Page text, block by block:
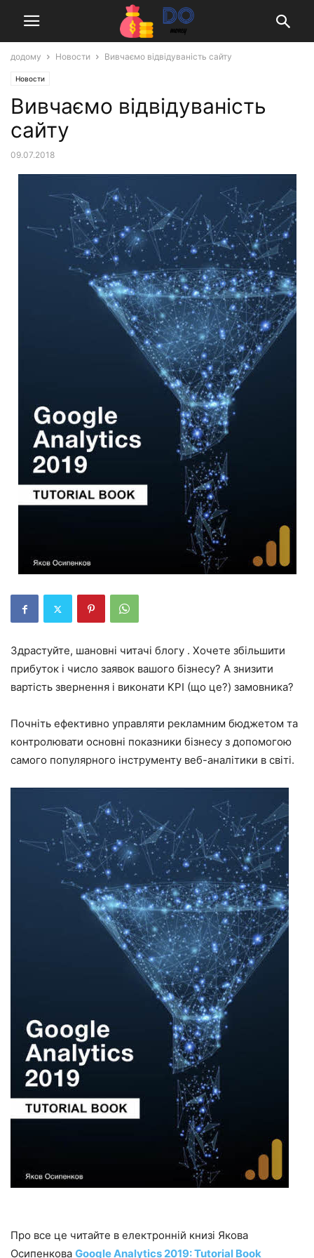
додому Новости Вивчаємо відвідуваність сайту
Новости
Вивчаємо відвідуваність
сайту
09.07.2018
Здрастуйте, шановні читачі блогу . Хочете збільшити
прибуток і число заявок вашого бізнесу? А знизити
вартість звернення і виконати KPI (що це?) замовника?
Почніть ефективно управляти рекламним бюджетом та
контролювати основні показники бізнесу з допомогою
самого популярного інструменту веб-аналітики в світі.
Про все це читайте в електронній книзі Якова
Осипенкова Google Analytics 2019: Tutorial Book